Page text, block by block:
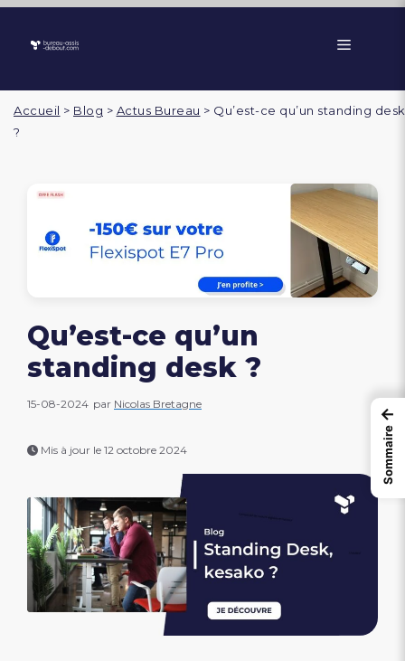
Aller
contenu
Menu
Accueil > Blog > Actus Bureau > Qu’est-ce qu’un standing desk
?
Qu’est-ce qu’un
standing desk ?
15-08-2024 par Nicolas Bretagne
Mis à jour le 12 octobre 2024
←
Sommaire